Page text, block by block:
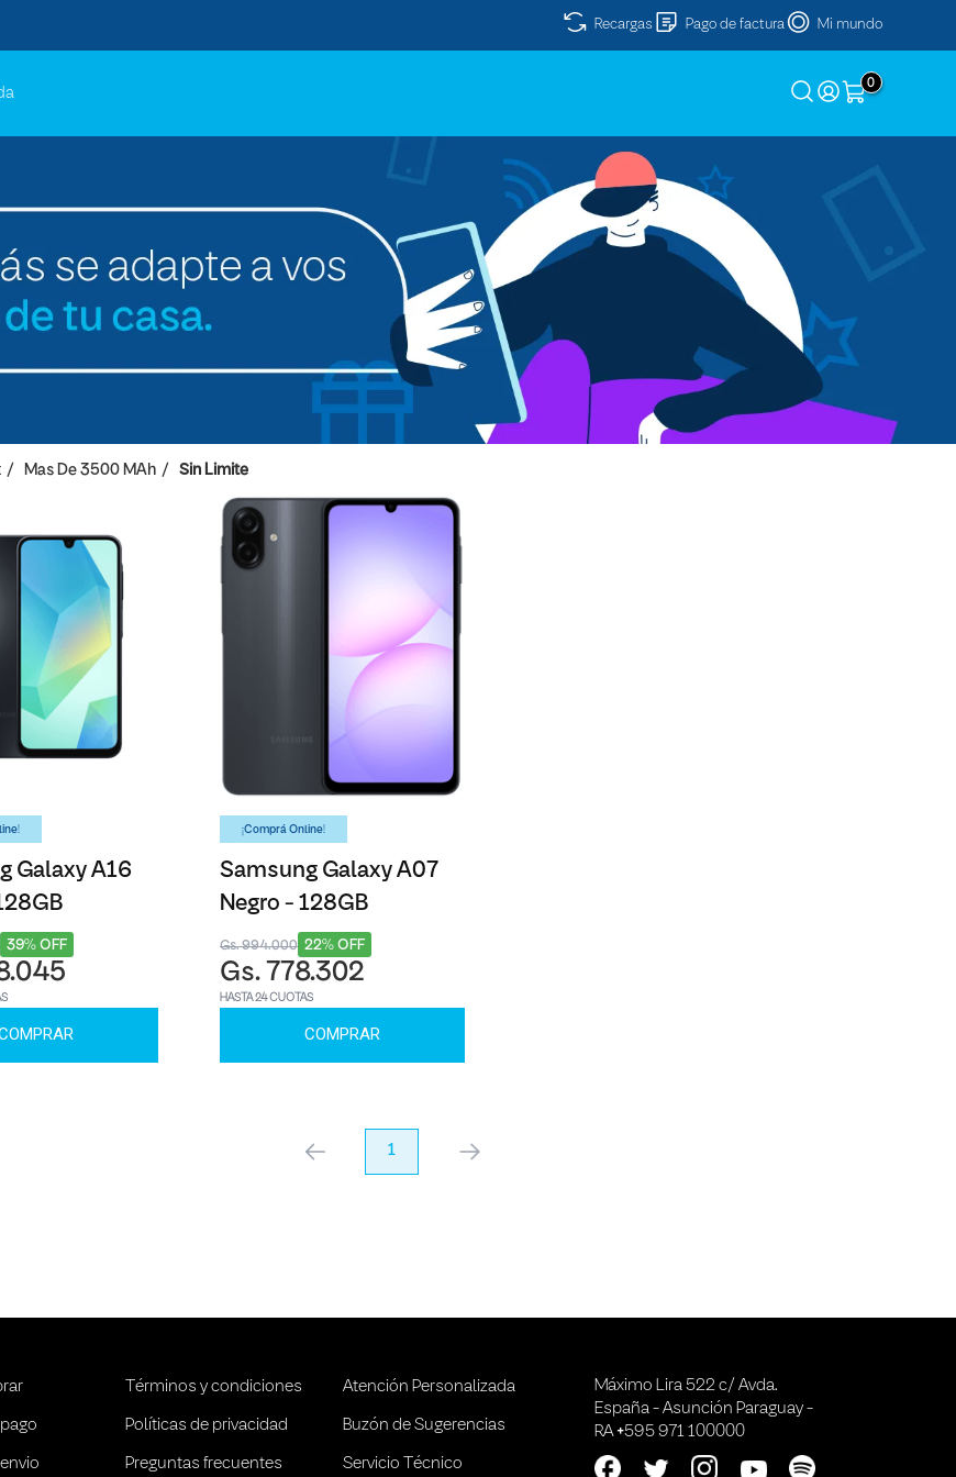
Recargas Pago de factura Mi mundo
0
Mas De 3500 MAh Sin Limite
Galaxy A16
39% OFF
¡Comprá Online!
Samsung Galaxy A07
Negro - 128GB
22% OFF
Gs. 994.000
Gs. 778.302
HASTA 24 CUOTAS
COMPRAR
anterior 1 próximo
Términos y condiciones
Políticas de privacidad
Preguntas frecuentes
Atención Personalizada
Buzón de Sugerencias
Servicio Técnico
Máximo Lira 522 c/ Avda.
España - Asunción Paraguay -
RA +595 971 100000